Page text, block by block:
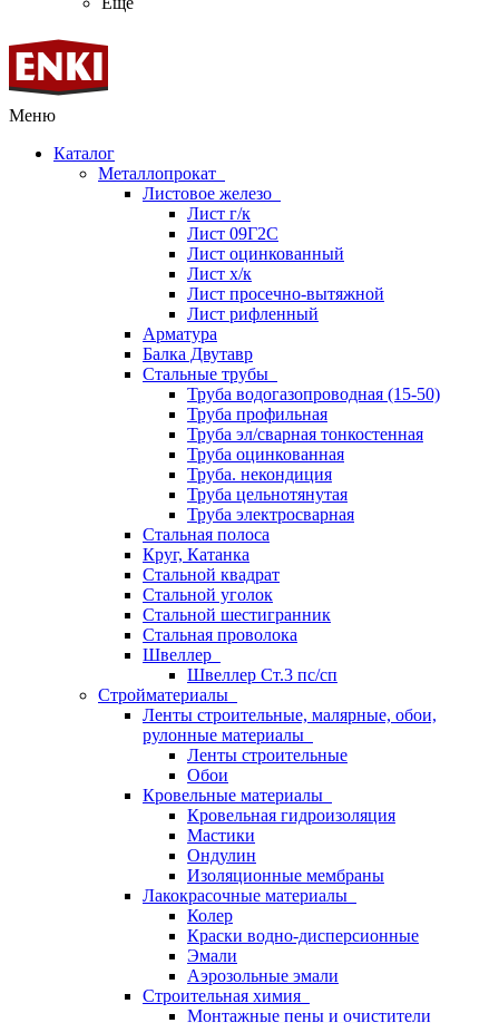
Меню
Каталог
Металлопрокат
Листовое железо
Лист г/к
Лист 09Г2С
Лист оцинкованный
Лист х/к
Лист просечно-вытяжной
Лист рифленный
Арматура
Балка Двутавр
Стальные трубы
Труба водогазопроводная (15-50)
Труба профильная
Труба эл/сварная тонкостенная
Труба оцинкованная
Труба. некондиция
Труба цельнотянутая
Труба электросварная
Стальная полоса
Круг, Катанка
Стальной квадрат
Стальной уголок
Стальной шестигранник
Стальная проволока
Швеллер
Швеллер Ст.3 пс/сп
Стройматериалы
Ленты строительные, малярные, обои,
рулонные материалы
Ленты строительные
Обои
Кровельные материалы
Кровельная гидроизоляция
Мастики
Ондулин
Изоляционные мембраны
Лакокрасочные материалы
Колер
Краски водно-дисперсионные
Эмали
Аэрозольные эмали
Строительная химия
Монтажные пены и очистители